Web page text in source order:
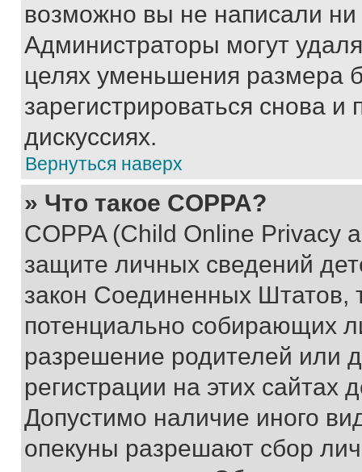
возможно вы не написали
Администраторы могут
целях уменьшения размера
зарегистрироваться снова и
дискуссиях.
Вернуться наверх
» Что такое COPPA?
COPPA (Child Online Privacy
защите личных сведений
закон Соединенных Штатов,
потенциально собирающих
разрешение родителей или
регистрации на этих сайтах
Допустимо наличие иного
опекуны разрешают сбор